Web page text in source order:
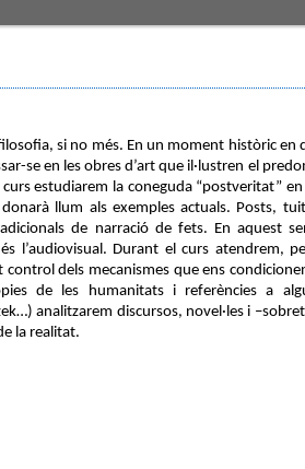
si no més. En un moment històric en
se en les obres d’art que il·lustren el
estudiarem la coneguda “postveritat”
llum als exemples actuals. Posts,
de narració de fets. En aquest
l’audiovisual. Durant el curs atendrem,
dels mecanismes que ens
de les humanitats i referències a
analitzarem discursos, novel·les i
la realitat.